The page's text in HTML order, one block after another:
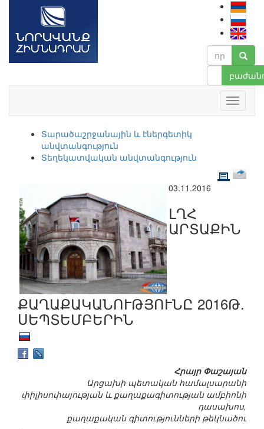
Տարածաշրջանային և էներգետիկ
անվտանգություն
Տեղեկատվական անվտանգություն
03.11.2016
ԼՂՀ
ԱՐՏԱՔԻՆ
ՔԱՂԱՔԱԿԱՆՈՒԹՅՈՒՆԸ 2016Թ.
ՍԵՊՏԵՄԲԵՐԻՆ
Հրայր Փաշայան
Արցախի պետական համալսարանի
փիլիսոփայության և քաղաքագիտության ամբիոնի
դասախոս,
քաղաքական գիտությունների թեկնածու